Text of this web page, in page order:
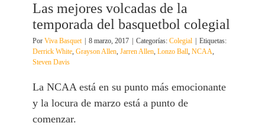
Las mejores volcadas de la
temporada del basquetbol colegial
Por Viva Basquet 8 marzo, 2017 Categorías: Colegial
Etiquetas:
Derrick White, Grayson Allen, Jarren Allen, Lonzo Ball, NCAA,
Steven Davis
La NCAA está en su punto más emocionante
y la locura de marzo está a punto de
comenzar.